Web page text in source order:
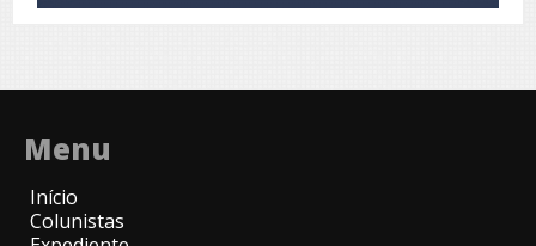
Menu
Início
Colunistas